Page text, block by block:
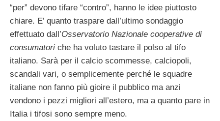
“per” devono tifare “contro”, hanno le idee piuttosto
chiare. E’ quanto traspare dall’ultimo sondaggio
effettuato dall’Osservatorio Nazionale cooperative di
consumatori che ha voluto tastare il polso al tifo
italiano. Sarà per il calcio scommesse, calciopoli,
scandali vari, o semplicemente perché le squadre
italiane non fanno più gioire il pubblico ma anzi
vendono i pezzi migliori all’estero, ma a quanto pare in
Italia i tifosi sono sempre meno.